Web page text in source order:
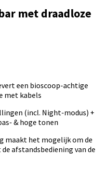
met draadloze
een bioscoop-achtige
met kabels
(incl. Night-modus) +
& hoge tonen
maakt het mogelijk om de
afstandsbediening van de